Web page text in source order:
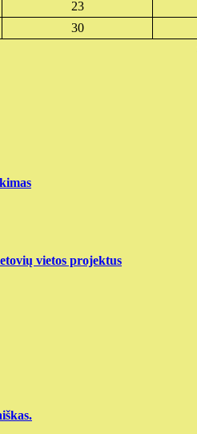
23
30
vietos projektus